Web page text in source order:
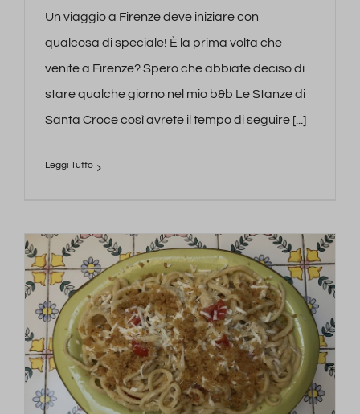
Un viaggio a Firenze deve iniziare con
qualcosa di speciale! È la prima volta che
venite a Firenze? Spero che abbiate deciso di
stare qualche giorno nel mio b&b Le Stanze di
Santa Croce così avrete il tempo di seguire [...]